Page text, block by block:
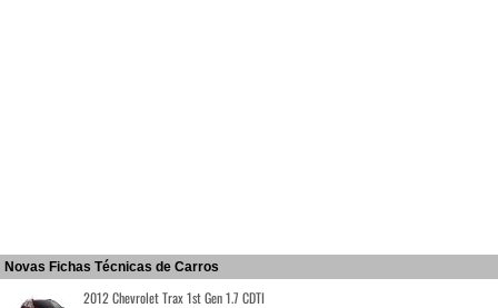
Novas Fichas Técnicas de Carros
2012 Chevrolet Trax 1st Gen 1.7 CDTI